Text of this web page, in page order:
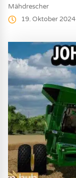
Mähdrescher
19. Oktober 2024